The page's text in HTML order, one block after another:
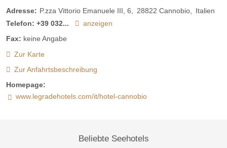
Adresse: P.zza Vittorio Emanuele III, 6 28822 Cannobio
Italien
Telefon: +39 032...
anzeigen
Fax: keine Angabe
Zur Karte
Zur Anfahrtsbeschreibung
Homepage:
www.legradehotels.com/it/hotel-cannobio
Beliebte Seehotels